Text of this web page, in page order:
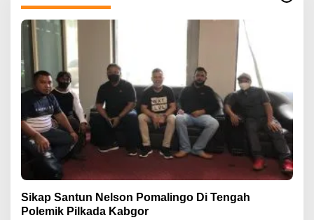
Sikap Santun Nelson Pomalingo Di Tengah
Polemik Pilkada Kabgor